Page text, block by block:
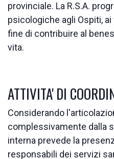
provinciale. La R.S.A.
psicologiche agli Ospiti,
fine di contribuire al
vita.
ATTIVITA' DI
Considerando
complessivamente dalla
interna prevede la
responsabili dei servizi